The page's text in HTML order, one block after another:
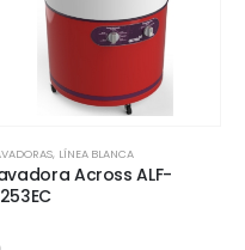
, LÍNEA BLANCA
Across ALF-